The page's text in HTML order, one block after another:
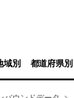
域別 都道府県別